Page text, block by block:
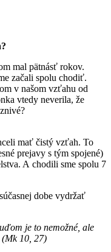
mal pätnásť rokov.
začali spolu chodiť.
v našom vzťahu od
vtedy neverila, že
mať čistý vzťah. To
prejavy s tým spojené)
A chodili sme spolu 7
dobe vydržať
je to nemožné, ale
(Mk 10, 27)